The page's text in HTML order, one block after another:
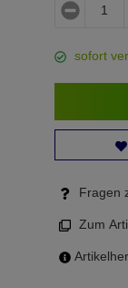
sofort
Fragen
Zum